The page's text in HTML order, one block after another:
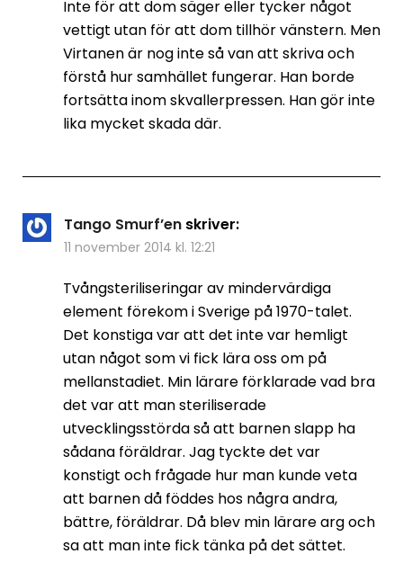
Inte för att dom säger eller tycker något
vettigt utan för att dom tillhör vänstern. Men
Virtanen är nog inte så van att skriva och
förstå hur samhället fungerar. Han borde
fortsätta inom skvallerpressen. Han gör inte
lika mycket skada där.
Tango Smurf’en skriver:
11 november 2014 kl. 12:21
Tvångsteriliseringar av mindervärdiga
element förekom i Sverige på 1970-talet.
Det konstiga var att det inte var hemligt
utan något som vi fick lära oss om på
mellanstadiet. Min lärare förklarade vad bra
det var att man steriliserade
utvecklingsstörda så att barnen slapp ha
sådana föräldrar. Jag tyckte det var
konstigt och frågade hur man kunde veta
att barnen då föddes hos några andra,
bättre, föräldrar. Då blev min lärare arg och
sa att man inte fick tänka på det sättet.